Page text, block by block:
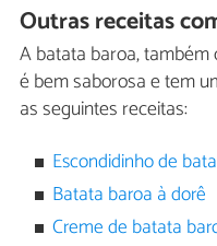
Outras receitas
A batata baroa,
é bem saborosa e tem
as seguintes receitas:
Escondidinho de
Batata baroa à dorê
Creme de batata